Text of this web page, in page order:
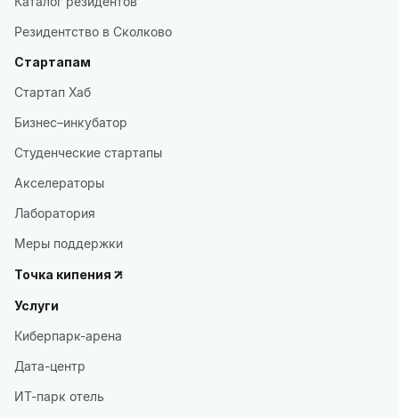
Резидентство в Сколково
Стартапам
Стартап Хаб
Бизнес–инкубатор
Студенческие стартапы
Акселераторы
Лаборатория
Меры поддержки
Точка кипения
Услуги
Киберпарк-арена
Дата-центр
ИТ-парк отель